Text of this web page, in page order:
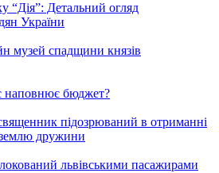
“Дія”: Детальний огляд
України
музей спадщини князів
наповнює бюджет?
підозрюваний в отриманні
землю дружини
львівськими пасажирами